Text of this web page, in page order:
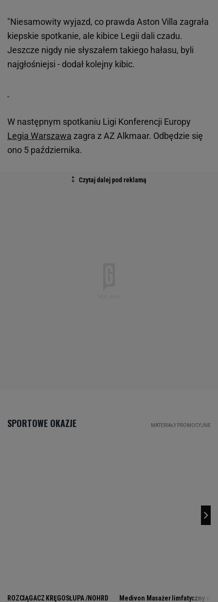
"Niesamowity wyjazd, co prawda Aston Villa zagrała
kiepskie spotkanie, ale kibice Legii dali czadu.
Jeszcze nigdy nie słyszałem takiego hałasu, byli
najgłośniejsi - dodał kolejny kibic.
W następnym spotkaniu Ligi Konferencji Europy
Legia Warszawa zagra z AZ Alkmaar. Odbędzie się
ono 5 października.